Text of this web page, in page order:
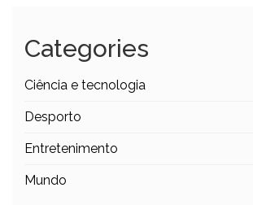
Categories
Ciência e tecnologia
Desporto
Entretenimento
Mundo